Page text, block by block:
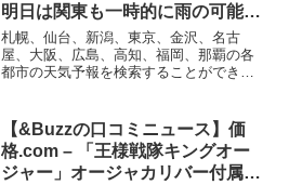
明日は関東も一時的に雨の可能性
– ウェザーニュース
札幌、仙台、新潟、東京、金沢、名古
屋、大阪、広島、高知、福岡、那覇の各
都市の天気予報を検索することができま
康に関する情報など、便利なメニューが
揃っています。また、全国の...
【&Buzzの口コミニュース】価
格.com – 「王様戦隊キングオー
ジャー」オージャカリバー付属で